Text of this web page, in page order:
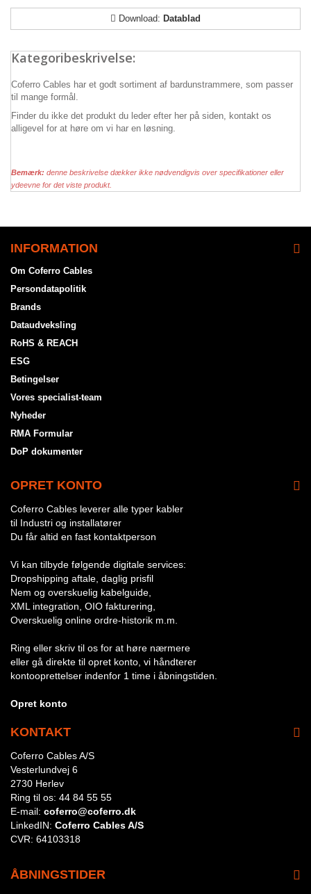
Download: Datablad
Kategoribeskrivelse:
Coferro Cables har et godt sortiment af bardunstrammere, som passer
til mange formål.
Finder du ikke det produkt du leder efter her på siden, kontakt os
alligevel for at høre om vi har en løsning.
Bemærk: denne beskrivelse dækker ikke nødvendigvis over specifikationer eller
ydeevne for det viste produkt.
INFORMATION
Om Coferro Cables
Persondatapolitik
Brands
Dataudveksling
RoHS & REACH
ESG
Betingelser
Vores specialist-team
Nyheder
RMA Formular
DoP dokumenter
OPRET KONTO
Coferro Cables leverer alle typer kabler
til Industri og installatører
Du får altid en fast kontaktperson
Vi kan tilbyde følgende digitale services:
Dropshipping aftale, daglig prisfil
Nem og overskuelig kabelguide,
XML integration, OIO fakturering,
Overskuelig online ordre-historik m.m.
Ring eller skriv til os for at høre nærmere
eller gå direkte til opret konto, vi håndterer
kontooprettelser indenfor 1 time i åbningstiden.
Opret konto
KONTAKT
Coferro Cables A/S
Vesterlundvej 6
2730 Herlev
Ring til os: 44 84 55 55
E-mail: coferro@coferro.dk
LinkedIN: Coferro Cables A/S
CVR: 64103318
ÅBNINGSTIDER